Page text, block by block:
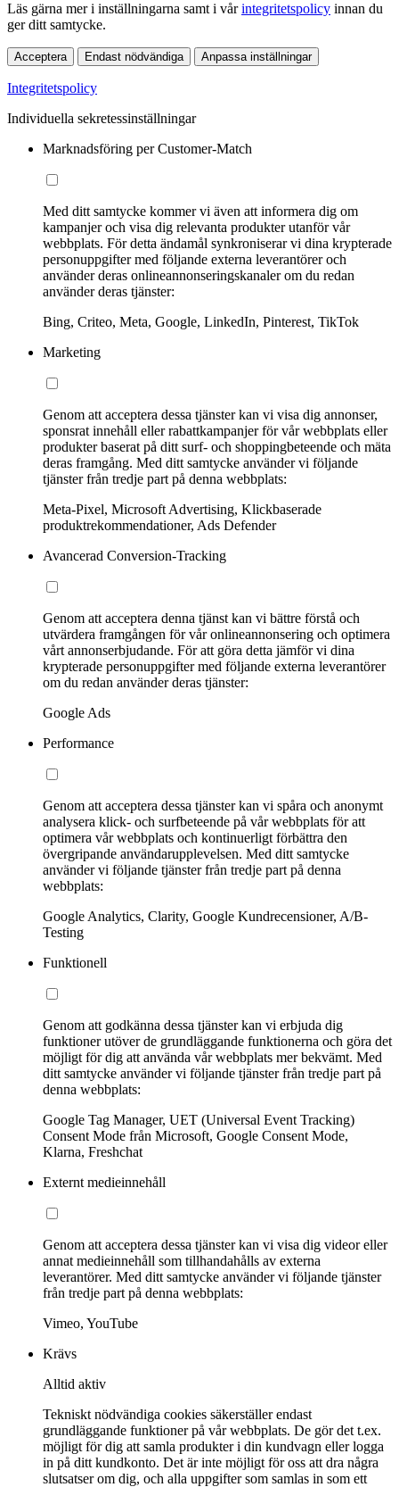
Läs gärna mer i inställningarna samt i vårintegritetspolicy innan du
ger ditt samtycke.
Acceptera Endast nödvändiga Anpassa inställningar
Integritetspolicy
Individuella sekretessinställningar
Marknadsföring per Customer-Match
Med ditt samtycke kommer vi även att informera dig om
kampanjer och visa dig relevanta produkter utanför vår
webbplats. För detta ändamål synkroniserar vi dina krypterade
personuppgifter med följande externa leverantörer och
använder deras onlineannonseringskanaler om du redan
använder deras tjänster:
Bing, Criteo, Meta, Google, LinkedIn, Pinterest, TikTok
Marketing
Genom att acceptera dessa tjänster kan vi visa dig annonser,
sponsrat innehåll eller rabattkampanjer för vår webbplats eller
produkter baserat på ditt surf- och shoppingbeteende och mäta
deras framgång. Med ditt samtycke använder vi följande
tjänster från tredje part på denna webbplats:
Meta-Pixel, Microsoft Advertising, Klickbaserade
produktrekommendationer, Ads Defender
Avancerad Conversion-Tracking
Genom att acceptera denna tjänst kan vi bättre förstå och
utvärdera framgången för vår onlineannonsering och optimera
vårt annonserbjudande. För att göra detta jämför vi dina
krypterade personuppgifter med följande externa leverantörer
om du redan använder deras tjänster:
Google Ads
Performance
Genom att acceptera dessa tjänster kan vi spåra och anonymt
analysera klick- och surfbeteende på vår webbplats för att
optimera vår webbplats och kontinuerligt förbättra den
övergripande användarupplevelsen. Med ditt samtycke
använder vi följande tjänster från tredje part på denna
webbplats:
Google Analytics, Clarity, Google Kundrecensioner, A/B-
Testing
Funktionell
Genom att godkänna dessa tjänster kan vi erbjuda dig
funktioner utöver de grundläggande funktionerna och göra det
möjligt för dig att använda vår webbplats mer bekvämt. Med
ditt samtycke använder vi följande tjänster från tredje part på
denna webbplats:
Google Tag Manager, UET (Universal Event Tracking)
Consent Mode från Microsoft, Google Consent Mode,
Klarna, Freshchat
Externt medieinnehåll
Genom att acceptera dessa tjänster kan vi visa dig videor eller
annat medieinnehåll som tillhandahålls av externa
leverantörer. Med ditt samtycke använder vi följande tjänster
från tredje part på denna webbplats:
Vimeo, YouTube
Krävs
Alltid aktiv
Tekniskt nödvändiga cookies säkerställer endast
grundläggande funktioner på vår webbplats. De gör det t.ex.
möjligt för dig att samla produkter i din kundvagn eller logga
in på ditt kundkonto. Det är inte möjligt för oss att dra några
slutsatser om dig, och alla uppgifter som samlas in som ett